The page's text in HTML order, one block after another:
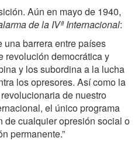
Aún en mayo de 1940,
de la IVª Internacional:
una barrera entre países
revolución democrática y
y los subordina a la lucha
los opresores. Así como la
de nuestro
el único programa
de cualquier opresión social o
permanente.”